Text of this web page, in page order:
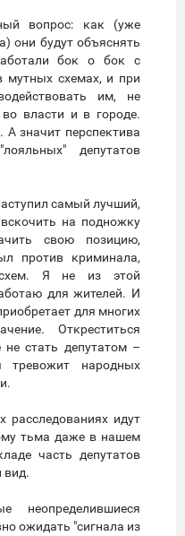
вопрос: как (уже
они будут объяснять
бок о бок с
мутных схемах, и при
им, не
власти и в городе.
А значит перспектива
депутатов
самый лучший,
на подножку
свою позицию,
против криминала,
схем. Я не из этой
для жителей. И
для многих
Откреститься
стать депутатом –
тревожит народных
идут
тьма даже в нашем
часть депутатов
вид.
неопределившиеся
ожидать "сигнала из